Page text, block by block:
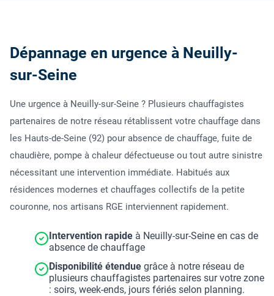
Dépannage en urgence à Neuilly-
sur-Seine
Une urgence à Neuilly-sur-Seine ? Plusieurs chauffagistes
partenaires de notre réseau rétablissent votre chauffage dans
les Hauts-de-Seine (92) pour absence de chauffage, fuite de
chaudière, pompe à chaleur défectueuse ou tout autre sinistre
nécessitant une intervention immédiate. Habitués aux
résidences modernes et chauffages collectifs de la petite
couronne, nos artisans RGE interviennent rapidement.
Intervention rapide à Neuilly-sur-Seine en cas de
absence de chauffage
Disponibilité étendue grâce à notre réseau de
plusieurs chauffagistes partenaires sur votre zone
: soirs, week-ends, jours fériés selon planning.